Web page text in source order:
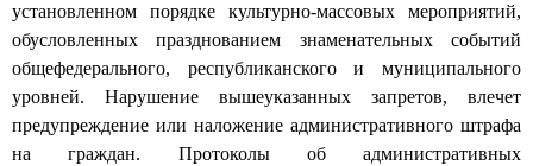
установленном порядке культурно-массовых мероприятий,
обусловленных празднованием знаменательных событий
общефедерального, республиканского и муниципального
уровней. Нарушение вышеуказанных запретов, влечет
предупреждение или наложение административного штрафа
на граждан.
Протоколы об административных